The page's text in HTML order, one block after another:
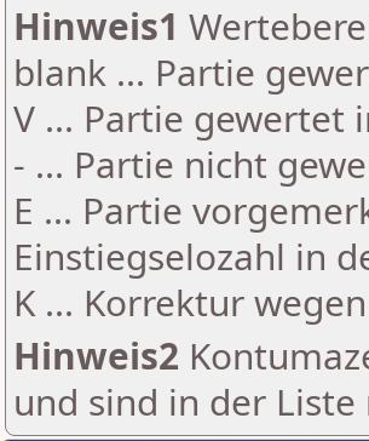
Hinweis1
blank ... Partie
V ... Partie gewertet
- ... Partie nicht
E ... Partie
Einstiegselozahl in
K ... Korrektur
Hinweis2
und sind in der